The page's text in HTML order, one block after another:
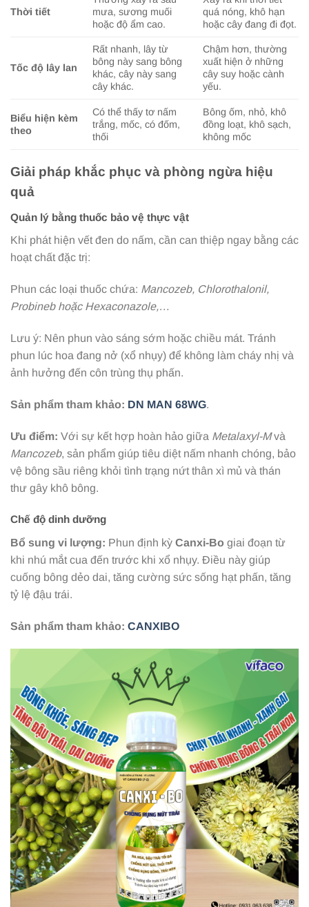
Thời tiết
mưa, sương muối
hoặc độ ẩm cao.
quá nóng, khô hạn
hoặc cây đang đi đọt.
Tốc độ lây lan
Rất nhanh, lây từ
bông này sang bông
khác, cây này sang
cây khác.
Chậm hơn, thường
xuất hiện ở những
cây suy hoặc cành
yếu.
Biểu hiện kèm
theo
Có thể thấy tơ nấm
trắng, mốc, có đốm,
thối
Bông ốm, nhỏ, khô
đồng loạt, khô sạch,
không mốc
Giải pháp khắc phục và phòng ngừa hiệu
quả
Quản lý bằng thuốc bảo vệ thực vật
Khi phát hiện vết đen do nấm, cần can thiệp ngay bằng các
hoạt chất đặc trị:
Phun các loại thuốc chứa: Mancozeb, Chlorothalonil,
Probineb hoặc Hexaconazole,…
Lưu ý: Nên phun vào sáng sớm hoặc chiều mát. Tránh
phun lúc hoa đang nở (xổ nhụy) để không làm cháy nhị và
ảnh hưởng đến côn trùng thụ phấn.
Sản phẩm tham khảo: DN MAN 68WG.
Ưu điểm: Với sự kết hợp hoàn hảo giữa Metalaxyl-Mvà
Mancozeb, sản phẩm giúp tiêu diệt nấm nhanh chóng, bảo
vệ bông sầu riêng khỏi tình trạng nứt thân xì mủ và thán
thư gây khô bông.
Chế độ dinh dưỡng
Bổ sung vi lượng: Phun định kỳ Canxi-Bo giai đoạn từ
khi nhú mắt cua đến trước khi xổ nhụy. Điều này giúp
cuống bông dẻo dai, tăng cường sức sống hạt phấn, tăng
tỷ lệ đậu trái.
Sản phẩm tham khảo: CANXIBO